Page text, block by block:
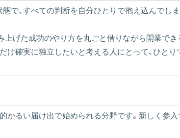
で、すべての判断を自分ひとりで抱え込んでし
上げた成功のやり方を丸ごと借りながら開業で
確実に独立したいと考える人にとって、ひと
かるい届け出で始められる分野です。新しく参